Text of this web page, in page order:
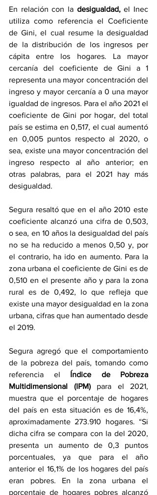
En relación con la desigualdad, el Inec
utiliza como referencia el Coeficiente
de Gini, el cual resume la desigualdad
de la distribución de los ingresos per
cápita entre los hogares. La mayor
cercanía del coeficiente de Gini a 1
representa una mayor concentración del
ingreso y mayor cercanía a 0 una mayor
igualdad de ingresos. Para el año 2021 el
coeficiente de Gini por hogar, del total
país se estima en 0,517, el cual aumentó
en 0,005 puntos respecto al 2020, o
sea, existe una mayor concentración del
ingreso respecto al año anterior; en
otras palabras, para el 2021 hay más
desigualdad.
Segura resaltó que en el año 2010 este
coeficiente alcanzó una cifra de 0,503,
o sea, en 10 años la desigualdad del país
no se ha reducido a menos 0,50 y, por
el contrario, ha ido en aumento. Para la
zona urbana el coeficiente de Gini es de
0,510 en el presente año y para la zona
rural es de 0,492, lo que refleja que
existe una mayor desigualdad en la zona
urbana, cifras que han aumentado desde
el 2019.
Segura agregó que el comportamiento
de la pobreza del país, tomando como
referencia el Índice de Pobreza
Multidimensional (IPM) para el 2021,
muestra que el porcentaje de hogares
del país en esta situación es de 16,4%,
aproximadamente 273.910 hogares. “Si
dicha cifra se compara con la del 2020,
presenta un aumento de 0,3 puntos
porcentuales, ya que para el año
anterior el 16,1% de los hogares del país
eran pobres. En la zona urbana el
porcentaje de hogares pobres alcanzó